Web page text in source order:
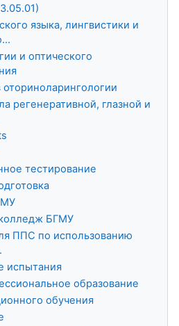
языка, лингвистики и
и оптического
регенеративной, глазной и
тестирование
БГМУ
ППС по использованию
испытания
образование
обучения